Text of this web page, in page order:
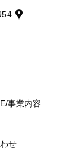
事業内容
せ